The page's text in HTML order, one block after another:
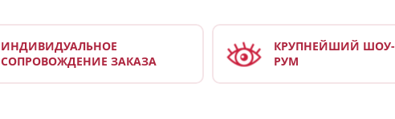
ИНДИВИДУАЛЬНОЕ
СОПРОВОЖДЕНИЕ ЗАКАЗА
КРУПНЕЙШИЙ ШОУ-
РУМ